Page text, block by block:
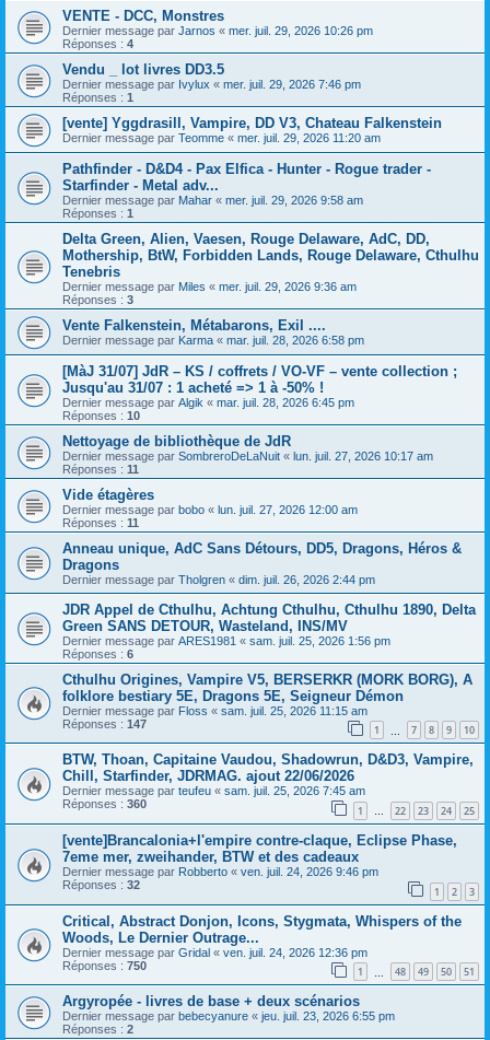
VENTE - DCC, Monstres
Dernier message par Jarnos « mer. juil. 29, 2026 10:26 pm
Réponses : 4
Vendu _ lot livres DD3.5
Dernier message par Ivylux « mer. juil. 29, 2026 7:46 pm
Réponses : 1
[vente] Yggdrasill, Vampire, DD V3, Chateau Falkenstein
Dernier message par Teomme « mer. juil. 29, 2026 11:20 am
Pathfinder - D&D4 - Pax Elfica - Hunter - Rogue trader -
Starfinder - Metal adv...
Dernier message par Mahar « mer. juil. 29, 2026 9:58 am
Réponses : 1
Delta Green, Alien, Vaesen, Rouge Delaware, AdC, DD,
Mothership, BtW, Forbidden Lands, Rouge Delaware, Cthulhu
Tenebris
Dernier message par Miles « mer. juil. 29, 2026 9:36 am
Réponses : 3
Vente Falkenstein, Métabarons, Exil ....
Dernier message par Karma « mar. juil. 28, 2026 6:58 pm
[MàJ 31/07] JdR – KS / coffrets / VO-VF – vente collection ;
Jusqu'au 31/07 : 1 acheté => 1 à -50% !
Dernier message par Algik « mar. juil. 28, 2026 6:45 pm
Réponses : 10
Nettoyage de bibliothèque de JdR
Dernier message par SombreroDeLaNuit « lun. juil. 27, 2026 10:17 am
Réponses : 11
Vide étagères
Dernier message par bobo « lun. juil. 27, 2026 12:00 am
Réponses : 11
Anneau unique, AdC Sans Détours, DD5, Dragons, Héros &
Dragons
Dernier message par Tholgren « dim. juil. 26, 2026 2:44 pm
JDR Appel de Cthulhu, Achtung Cthulhu, Cthulhu 1890, Delta
Green SANS DETOUR, Wasteland, INS/MV
Dernier message par ARES1981 « sam. juil. 25, 2026 1:56 pm
Réponses : 6
Cthulhu Origines, Vampire V5, BERSERKR (MORK BORG), A
folklore bestiary 5E, Dragons 5E, Seigneur Démon
Dernier message par Floss « sam. juil. 25, 2026 11:15 am
Réponses : 147 1 7 8 9 10
BTW, Thoan, Capitaine Vaudou, Shadowrun, D&D3, Vampire,
Chill, Starfinder, JDRMAG. ajout 22/06/2026
Dernier message par teufeu « sam. juil. 25, 2026 7:45 am
Réponses : 360 1 … 22 23 24 25
[vente]Brancalonia+l'empire contre-claque, Eclipse Phase,
7eme mer, zweihander, BTW et des cadeaux
Dernier message par Robberto « ven. juil. 24, 2026 9:46 pm
Réponses : 32 1 2 3
Critical, Abstract Donjon, Icons, Stygmata, Whispers of the
Woods, Le Dernier Outrage...
Dernier message par Gridal « ven. juil. 24, 2026 12:36 pm
Réponses : 750 1 48 49 50 51
Argyropée - livres de base + deux scénarios
Dernier message par bebecyanure « jeu. juil. 23, 2026 6:55 pm
Réponses : 2